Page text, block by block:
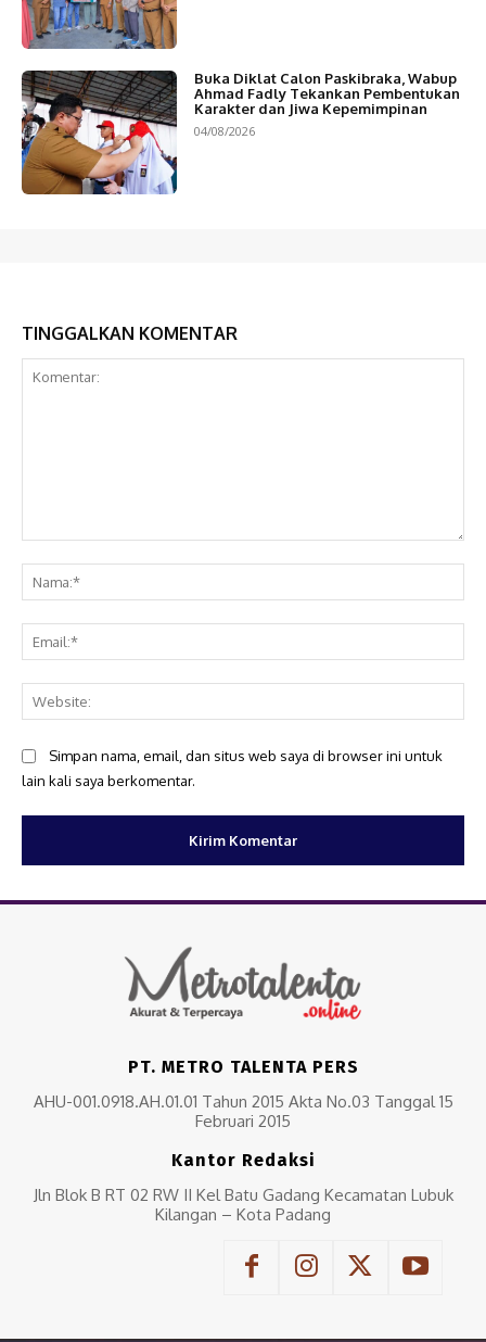
Buka Diklat Calon Paskibraka, Wabup
Ahmad Fadly Tekankan Pembentukan
Karakter dan Jiwa Kepemimpinan
04/08/2026
TINGGALKAN KOMENTAR
Simpan nama, email, dan situs web saya di browser ini untuk
lain kali saya berkomentar.
PT. METRO TALENTA PERS
AHU-001.0918.AH.01.01 Tahun 2015 Akta No.03 Tanggal 15
Februari 2015
Kantor Redaksi
Jln Blok B RT 02 RW II Kel Batu Gadang Kecamatan Lubuk
Kilangan – Kota Padang